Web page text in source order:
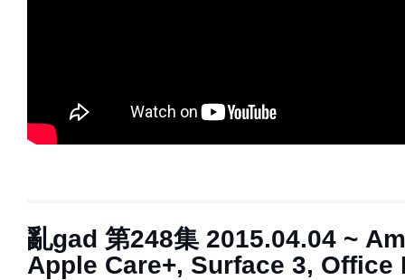
亂gad 第248集 2015.04.04 ~
Apple Care+, Surface 3, Office